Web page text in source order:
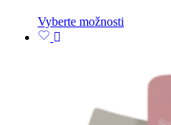
Vyberte možnosti